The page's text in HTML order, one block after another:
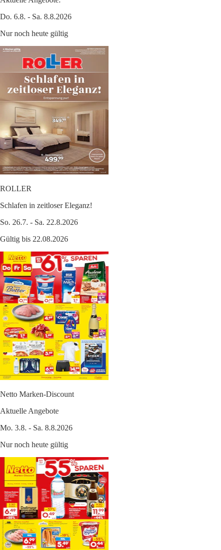
Do. 6.8. - Sa. 8.8.2026
Nur noch heute gültig
ROLLER
Schlafen in zeitloser Eleganz!
So. 26.7. - Sa. 22.8.2026
Gültig bis 22.08.2026
Netto Marken-Discount
Aktuelle Angebote
Mo. 3.8. - Sa. 8.8.2026
Nur noch heute gültig